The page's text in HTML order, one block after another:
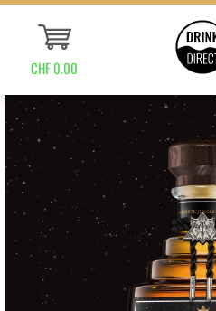
CHF 0.00